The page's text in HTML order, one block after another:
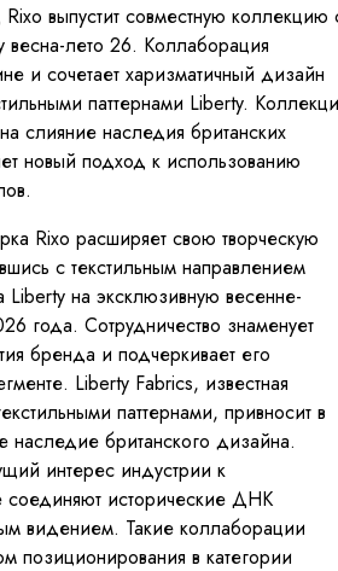
выпустит совместную коллекцию
весна-лето 26. Коллаборация
и сочетает харизматичный дизайн
паттернами Liberty.
слияние наследия британских
новый подход к использованию
Rixo расширяет свою творческую
с текстильным направлением
Liberty на эксклюзивную весенне-
года. Сотрудничество знаменует
бренда и подчеркивает его
Liberty Fabrics, известная
паттернами, привносит в
наследие британского дизайна.
интерес индустрии к
соединяют исторические ДНК
видением. Такие коллаборации
позиционирования в категории